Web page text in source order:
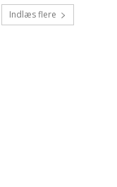
Indlæs flere